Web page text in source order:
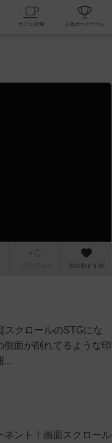
掲示板一覧 カフェ/店舗
次のおすすめ
スクロールのSTGにな
面が削れてるような印
...
ネント！画面スクロール